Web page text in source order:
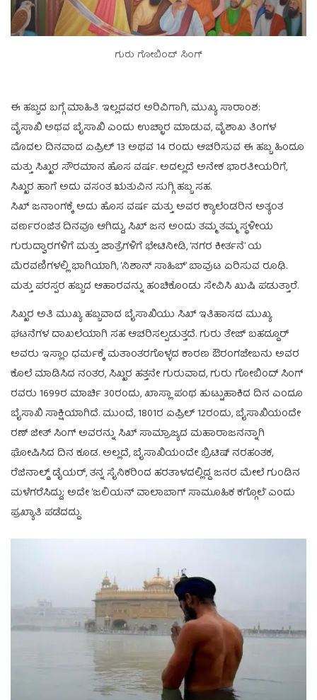
ಗುರು ಗೋಬಿಂದ್ ಸಿಂಗ್
ಈ ಹಬ್ಬದ ಬಗ್ಗೆ ಮಾಹಿತಿ ಇಲ್ಲದವರ ಅರಿವಿಗಾಗಿ, ಮುಖ್ಯ ಸಾರಾಂಶ:
ವೈಸಾಖಿ ಅಥವ ಬೈಸಾಖಿ ಎಂದು ಉಚ್ಛಾರ ಮಾಡುವ, ವೈಶಾಖ ತಿಂಗಳ
ಮೊದಲ ದಿನವಾದ ಏಪ್ರಿಲ್ 13 ಅಥವ 14 ರಂದು ಆಚರಿಸುವ ಈ ಹಬ್ಬ ಹಿಂದೂ
ಮತ್ತು ಸಿಖ್ಖರ ಸೌರಮಾನ ಹೊಸ ವರ್ಷ. ಅದಲ್ಲದೆ ಅನೇಕ ಭಾರತೀಯರಿಗೆ,
ಸಿಖ್ಖರ ಹಾಗೆ ಅದು ವಸಂತ ಋತುವಿನ ಸುಗ್ಗಿ ಹಬ್ಬ ಸಹ.
ಸಿಖ್ ಜನಾಂಗಕ್ಕೆ ಅದು ಹೊಸ ವರ್ಷ ಮತ್ತು ಅವರ ಕ್ಯಾಲೆಂಡರಿನ ಅತ್ಯಂತ
ವರ್ಣರಂಜಿತ ದಿನವೂ ಆಗಿದ್ದು, ಸಿಖ್ ಜನ ಅಂದು ತಮ್ಮ ತಮ್ಮ ಸ್ಥಳೀಯ
ಗುರುದ್ವಾರಗಳಿಗೆ ಮತ್ತು ಜಾತ್ರೆಗಳಿಗೆ ಭೇಟಿನೀಡಿ, ‘ನಗರ ಕೀರ್ತನೆ’ ಯ
ಮೆರವಣಿಗಳಲ್ಲಿ ಭಾಗಿಯಾಗಿ, ‘ನಿಶಾನ್ ಸಾಹಿಬ್’ ಬಾವುಟ ಏರಿಸುವ ರೂಢಿ.
ಮತ್ತು ಪರಸ್ಪರ ಹಬ್ಬದ ಆಹಾರವನ್ನು ಹಂಚಿಕೊಂಡು ಸೇವಿಸಿ ಖುಷಿ ಪಡುತ್ತಾರೆ.
ಸಿಖ್ಖರ ಅತಿ ಮುಖ್ಯ ಹಬ್ಬವಾದ ಬೈಸಾಖಿಯು ಸಿಖ್ ಇತಿಹಾಸದ ಮುಖ್ಯ
ಘಟನೆಗಳ ದಾಖಲೆಯಾಗಿ ಸಹ ಆಚರಿಸಲ್ಪಡುತ್ತದೆ. ಗುರು ತೇಜ್ ಬಹದ್ದೂರ್
ಅವರು ಇಸ್ಲಾಂ ಧರ್ಮಕ್ಕೆ ಮತಾಂತರಗೊಳ್ಳದ ಕಾರಣ ಔರಂಗಜೇಬನು ಅವರ
ಕೊಲೆ ಮಾಡಿಸಿದ ನಂತರ, ಸಿಖ್ಖರ ಹತ್ತನೇ ಗುರುವಾದ, ಗುರು ಗೋಬಿಂದ್ ಸಿಂಗ್
ರವರು 1699ರ ಮಾರ್ಚಿ 30ರಂದು, ಖಾಸ್ಲಾ ಪಂಥ ಹುಟ್ಟುಹಾಕಿದ ದಿನ ಎಂದೂ
ಬೈಸಾಖಿ ಸಾಕ್ಷಿಯಾಗಿದೆ. ಮುಂದೆ, 1801ರ ಏಪ್ರಿಲ್ 12ರಂದು, ಬೈಸಾಖಿಯಂದೇ
ರಣ್ ಜೀತ್ ಸಿಂಗ್ ಅವರನ್ನು ಸಿಖ್ ಸಾಮ್ರಾಜ್ಯದ ಮಹಾರಾಜನನ್ನಾಗಿ
ಘೋಷಿಸಿದ ದಿನ ಕೂಡ. ಅಲ್ಲದೆ, ಬೈಸಾಖಿಯಂದೇ ಬ್ರಿಟಿಷ್ ನರಹಂತಕ,
ರೆಜಿನಾಲ್ಡ್ ಡೈಯರ್, ತನ್ನ ಸೈನಿಕರಿಂದ ಹರತಾಳದಲ್ಲಿದ್ದ ಜನರ ಮೇಲೆ ಗುಂಡಿನ
ಮಳೆಗರೆಸಿದ್ದು; ಅದೇ ‘ಜಲಿಯನ್ ವಾಲಾಬಾಗ್ ಸಾಮೂಹಿಕ ಕಗ್ಗೊಲೆ’ ಎಂದು
ಪ್ರಖ್ಯಾತಿ ಪಡೆದದ್ದು.